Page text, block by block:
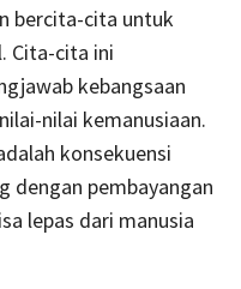
bercita-cita untuk
Cita-cita ini
kebangsaan
nilai kemanusiaan.
konsekuensi
dengan pembayangan
lepas dari manusia